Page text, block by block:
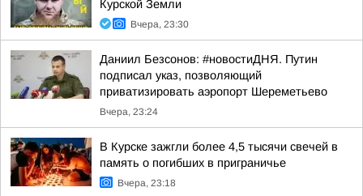
Курской Земли
Вчера, 23:30
Даниил Безсонов: #новостиДНЯ. Путин
подписал указ, позволяющий
приватизировать аэропорт Шереметьево
Вчера, 23:24
В Курске зажгли более 4,5 тысячи свечей в
память о погибших в приграничье
Вчера, 23:18